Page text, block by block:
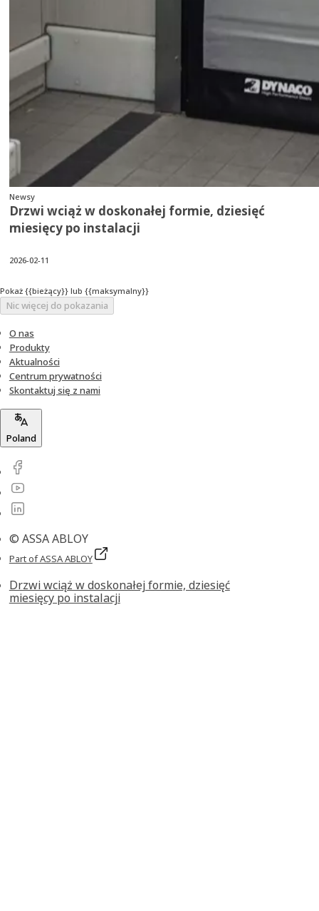
Newsy
Drzwi wciąż w doskonałej formie, dziesięć
miesięcy po instalacji
2026-02-11
Pokaż {{bieżący}} lub {{maksymalny}}
Nic więcej do pokazania
O nas
Produkty
Aktualności
Centrum prywatności
Skontaktuj się z nami
Poland
© ASSA ABLOY
Part of ASSA ABLOY
Drzwi wciąż w doskonałej formie, dziesięć
miesięcy po instalacji